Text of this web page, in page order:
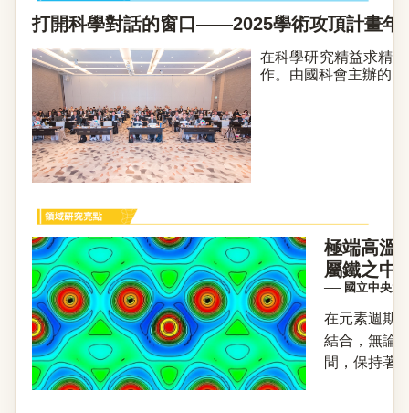
打開科學對話的窗口——2025學術攻頂計畫年
在科學研究精益求精
作。由國科會主辦的
極端高溫
屬鐵之中
── 國立中央大
在元素週期
結合，無論
間，保持著